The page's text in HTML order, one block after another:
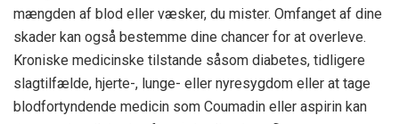
mængden af ​​blod eller væsker, du mister. Omfanget af dine
skader kan også bestemme dine chancer for at overleve.
Kroniske medicinske tilstande såsom diabetes, tidligere
slagtilfælde, hjerte-, lunge- eller nyresygdom eller at tage
blodfortyndende medicin som Coumadin eller aspirin kan